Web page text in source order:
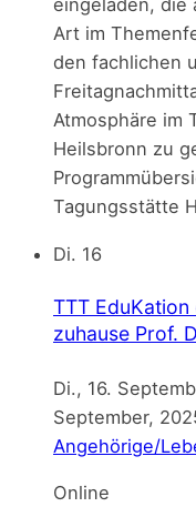
eingeladen, die
Art im
den fachlichen
Atmosphäre im
Heilsbronn zu
Tagungsstätte
Di. 16
TTT
zuhause Prof.
Di., 16.
September,
Angehörige/
Online